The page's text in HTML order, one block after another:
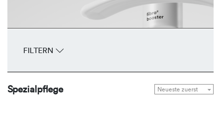
FILTERN
Spezialpflege